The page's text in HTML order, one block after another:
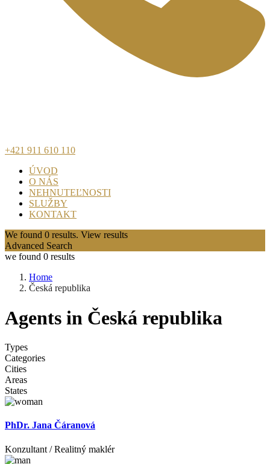
+421 911 610 110
ÚVOD
O NÁS
NEHNUTEĽNOSTI
SLUŽBY
KONTAKT
We found 0 results. View results
Advanced Search
we found 0 results
Home
Česká republika
Agents in Česká republika
Types
Categories
Cities
Areas
States
PhDr. Jana Čáranová
Konzultant / Realitný maklér